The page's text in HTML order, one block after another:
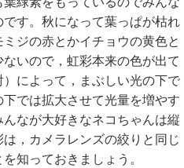
す。秋になって葉っぱが枯れ
ジの赤とかイチョウの黄色と
いので，虹彩本来の色が出て
によって，まぶしい光の下で
では拡大させて光量を増やす
なが大好きなネコちゃんは縦
，カメラレンズの絞りと同じ
知っておきましょう。